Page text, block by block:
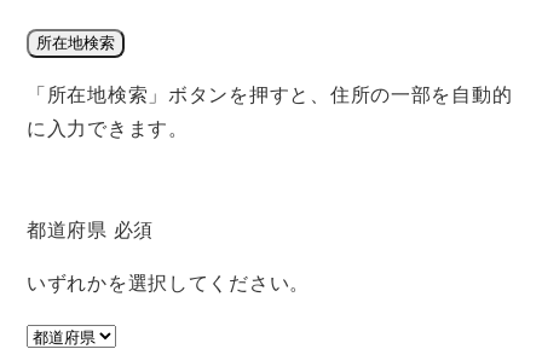
所在地検索
「所在地検索」ボタンを押すと、住所の一部を自動的
に入力できます。
都道府県 必須
いずれかを選択してください。